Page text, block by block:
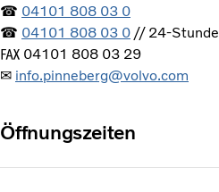
☎ 04101 808 03 0
☎ 04101 808 03 0 // 24-
℻ 04101 808 03 29
✉ info.pinneberg@volvo.com
Öffnungszeiten